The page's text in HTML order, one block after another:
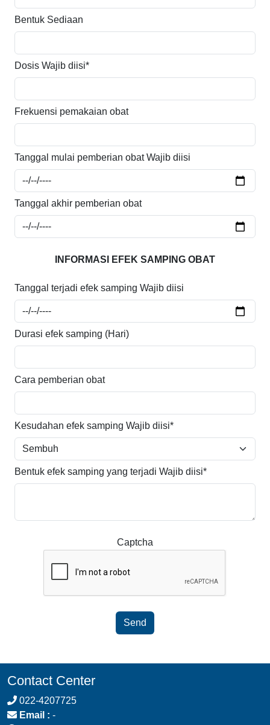
Bentuk Sediaan
Dosis Wajib diisi*
Frekuensi pemakaian obat
Tanggal mulai pemberian obatWajib diisi
Tanggal akhir pemberian obat
INFORMASI EFEK SAMPING OBAT
Tanggal terjadi efek samping Wajib diisi
Durasi efek samping (Hari)
Cara pemberian obat
Kesudahan efek samping Wajib diisi*
Bentuk efek samping yang terjadi Wajib diisi*
Captcha
Send
Contact Center
022-4207725
Email : -